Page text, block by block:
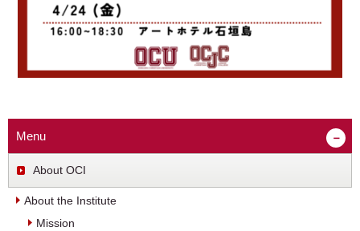
Menu
About OCI
About the Institute
Mission